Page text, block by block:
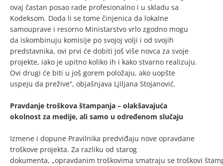
ovaj častan posao rade profesionalno i u skladu sa
Kodeksom. Doda li se tome činjenica da lokalne
samouprave i resorno Ministarstvo vrlo zgodno mogu
da iskombinuju komisije po svojoj volji i od svojih
predstavnika, ovi prvi će dobiti još više novca za svoje
projekte, iako je upitno koliko ih i kako stvarno realizuju.
Ovi drugi će biti u još gorem položaju, ako uopšte
uspeju da prežive“, objašnjava Ljiljana Stojanović.
Pravdanje troškova štampanja – olakšavajuća
okolnost za medije, ali samo u određenom slučaju
Izmene i dopune Pravilnika predviđaju nove opravdane
troškove projekta. Za razliku od starog
dokumenta, „opravdanim troškovima smatraju se troškovi